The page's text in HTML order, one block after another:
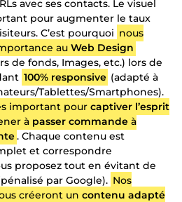
avec ses contacts. Le visuel
pour augmenter le taux
C’est pourquoi nous
au Web Design
de fonds, Images, etc.) lors de
100% responsive (adapté à
Tablettes/Smartphones).
important pour captiver l’esprit
à passer commande à
. Chaque contenu est
et correspondre
proposez tout en évitant de
par Google). Nos
créeront un contenu adapté